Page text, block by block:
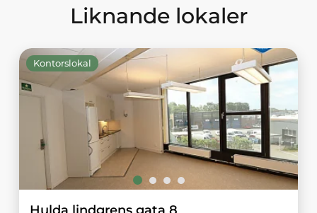
Liknande lokaler
Kontorslokal